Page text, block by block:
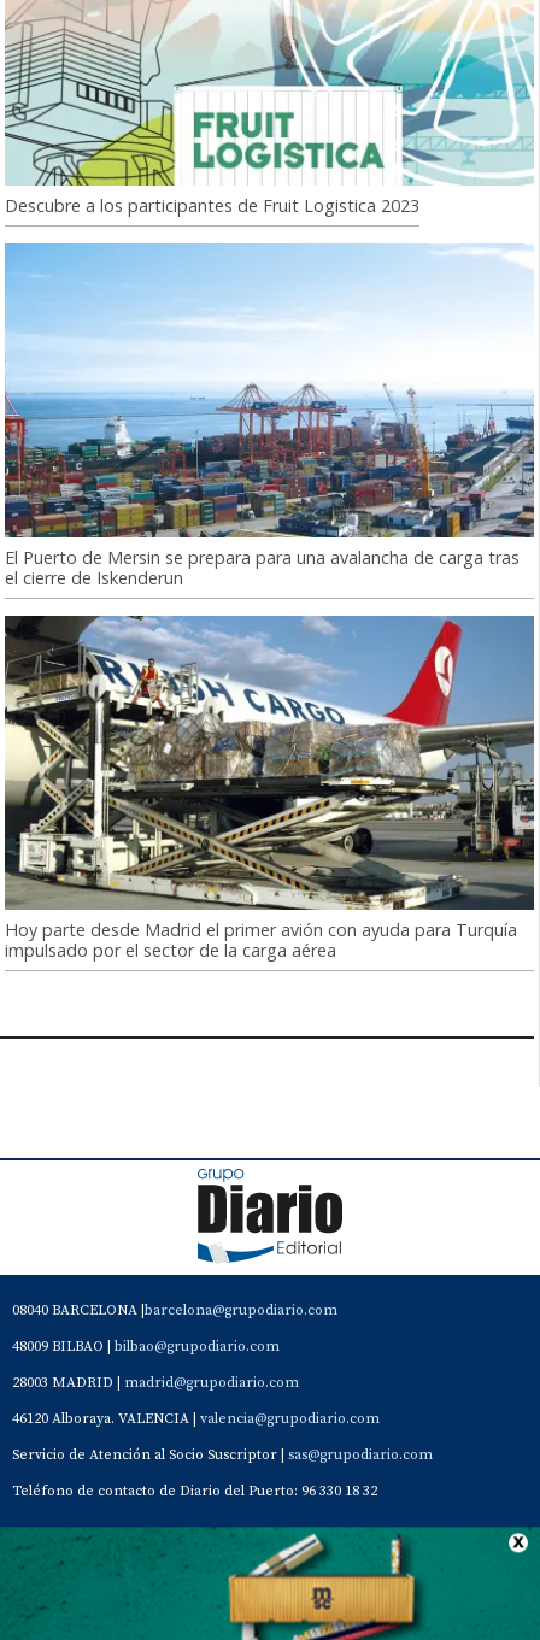
Descubre a los participantes de Fruit Logistica 2023
El Puerto de Mersin se prepara para una avalancha de carga tras
el cierre de Iskenderun
Hoy parte desde Madrid el primer avión con ayuda para Turquía
impulsado por el sector de la carga aérea
08040 BARCELONA | barcelona@grupodiario.com
48009 BILBAO | bilbao@grupodiario.com
28003 MADRID | madrid@grupodiario.com
46120 Alboraya. VALENCIA | valencia@grupodiario.com
Servicio de Atención al Socio Suscriptor | sas@grupodiario.com
Teléfono de contacto de Diario del Puerto: 96 330 18 32
Contacto Aviso Legal Quiénes somos Política de privacidad